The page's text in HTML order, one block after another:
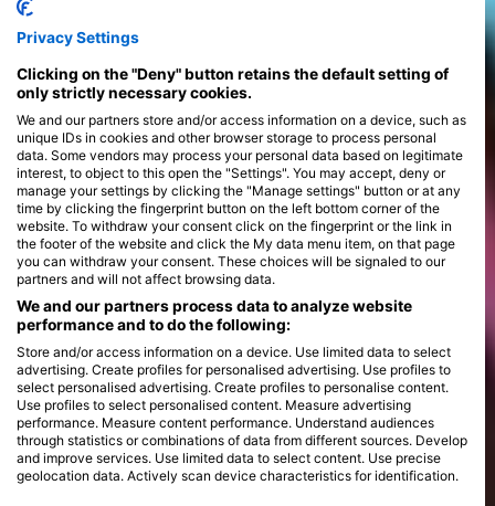
Privacy Settings
Clicking on the "Deny" button retains the default setting of
only strictly necessary cookies.
We and our partners store and/or access information on a device, such as
unique IDs in cookies and other browser storage to process personal
data. Some vendors may process your personal data based on legitimate
interest, to object to this open the "Settings". You may accept, deny or
manage your settings by clicking the "Manage settings" button or at any
time by clicking the fingerprint button on the left bottom corner of the
website. To withdraw your consent click on the fingerprint or the link in
the footer of the website and click the My data menu item, on that page
you can withdraw your consent. These choices will be signaled to our
partners and will not affect browsing data.
We and our partners process data to analyze website
performance and to do the following:
Store and/or access information on a device. Use limited data to select
advertising. Create profiles for personalised advertising. Use profiles to
select personalised advertising. Create profiles to personalise content.
Use profiles to select personalised content. Measure advertising
performance. Measure content performance. Understand audiences
through statistics or combinations of data from different sources. Develop
and improve services. Use limited data to select content. Use precise
geolocation data. Actively scan device characteristics for identification.